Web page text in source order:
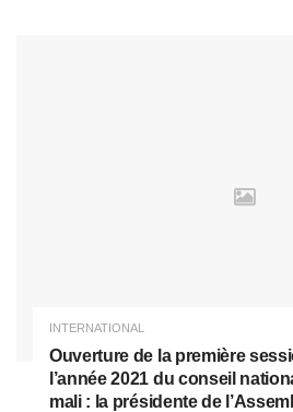
INTERNATIONAL
Ouverture de la première
l’année 2021 du conseil
mali : la présidente de